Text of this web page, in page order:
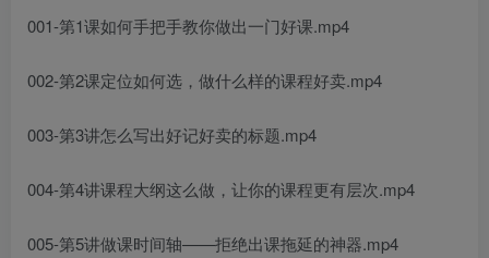
001-第1课如何手把手教你做出一门好课.mp4
002-第2课定位如何选，做什么样的课程好卖.mp4
003-第3讲怎么写出好记好卖的标题.mp4
004-第4讲课程大纲这么做，让你的课程更有层次.mp4
005-第5讲做课时间轴——拒绝出课拖延的神器.mp4